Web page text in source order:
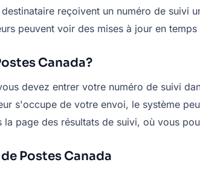
reçoivent un numéro de suivi
peuvent voir des mises à jour en
Canada?
devez entrer votre numéro de suivi
s'occupe de votre envoi, le système
page des résultats de suivi, où vous
Postes Canada